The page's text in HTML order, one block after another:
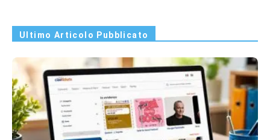
Ultimo Articolo Pubblicato